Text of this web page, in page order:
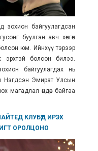
зохион байгуулагдсан
буулган авч хөнгөн
юм. Ийнхүү тэрээр
эрхтэй болсон билээ.
байгуулагдах нь
Нэгдсэн Эмират Улсын
магадлал өндөр байгаа
КЛУБҮҮД ИРЭХ
ОРОЛЦОНО